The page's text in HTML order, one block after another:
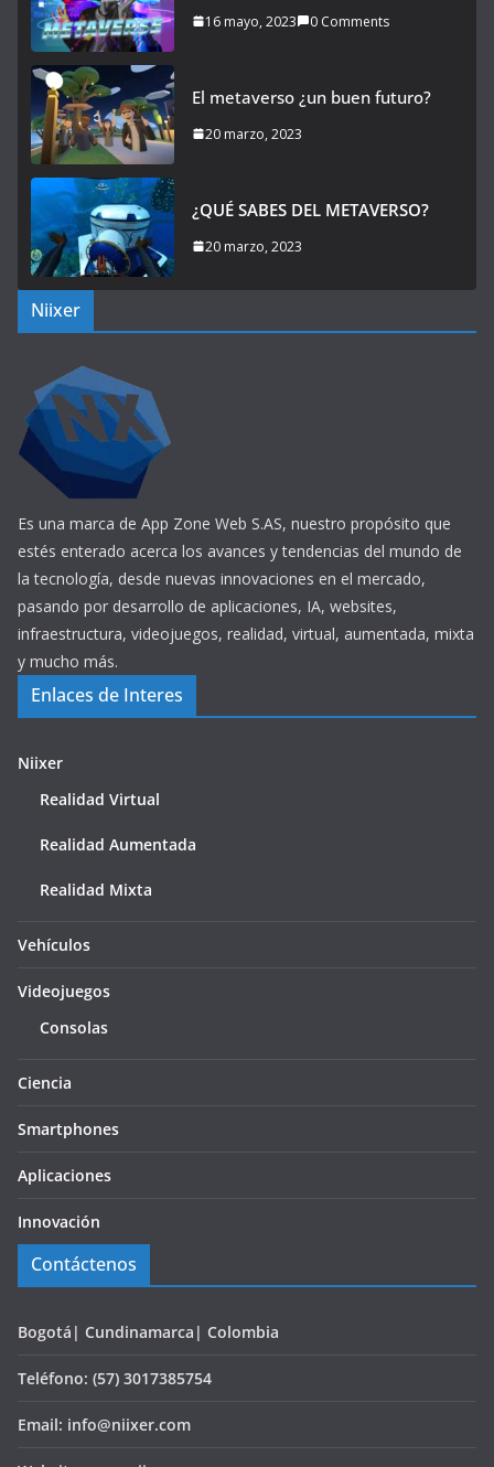
16 mayo, 2023 0 Comments
El metaverso ¿un buen futuro?
20 marzo, 2023
¿QUÉ SABES DEL METAVERSO?
20 marzo, 2023
Niixer
Es una marca de App Zone Web S.AS, nuestro propósito que
estés enterado acerca los avances y tendencias del mundo de
la tecnología, desde nuevas innovaciones en el mercado,
pasando por desarrollo de aplicaciones, IA, websites,
infraestructura, videojuegos, realidad, virtual, aumentada, mixta
y mucho más.
Enlaces de Interes
Niixer
Realidad Virtual
Realidad Aumentada
Realidad Mixta
Vehículos
Videojuegos
Consolas
Ciencia
Smartphones
Aplicaciones
Innovación
Contáctenos
Bogotá| Cundinamarca| Colombia
Teléfono: (57) 3017385754
Email: info@niixer.com